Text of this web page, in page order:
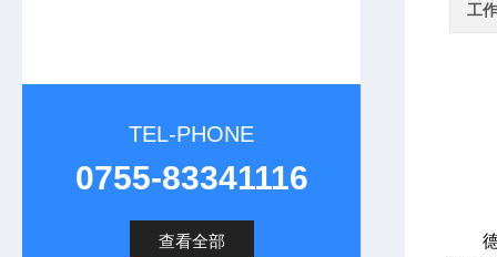
TEL-PHONE
0755-83341116
查看全部
工